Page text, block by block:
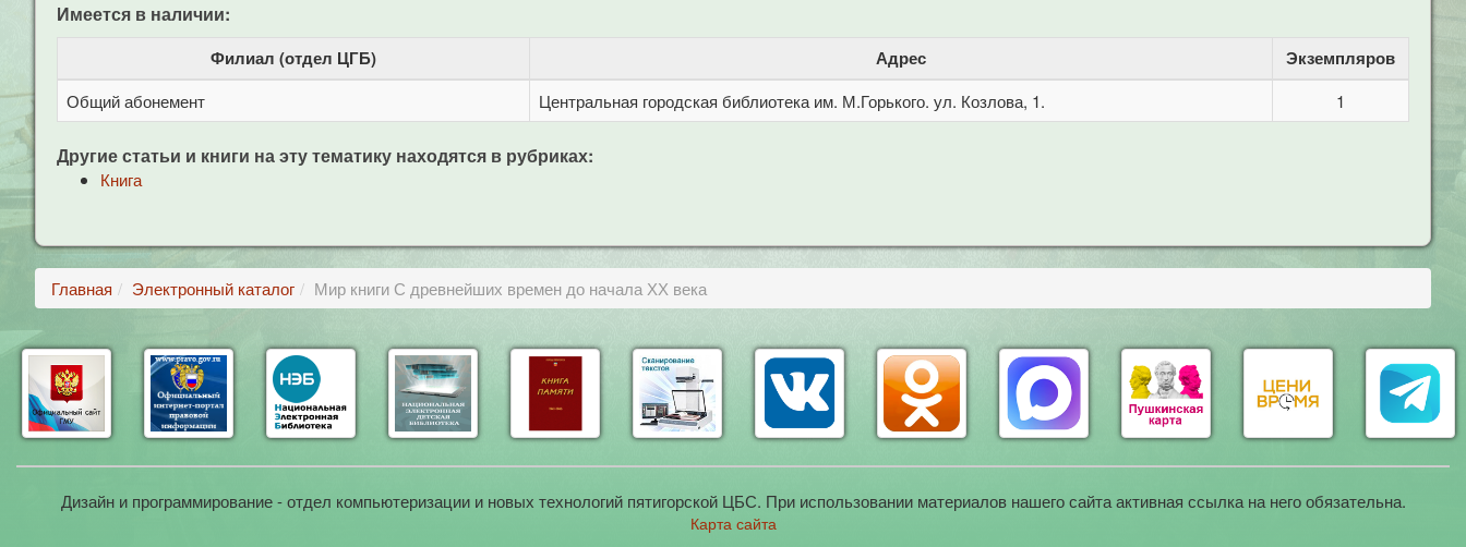
Имеется в наличии:
Филиал (отдел ЦГБ) Адрес Экземпляров
Общий абонемент Центральная городская библиотека им. М.Горького. ул. Козлова, 1. 1
Другие статьи и книги на эту тематику находятся в рубриках:
Книга
Главная Электронный каталог Мир книги С древнейших времен до начала ХХ века
Дизайн и программирование - отдел компьютеризации и новых технологий пятигорской ЦБС. При использовании материалов нашего сайта активная ссылка на него обязательна.
Карта сайта